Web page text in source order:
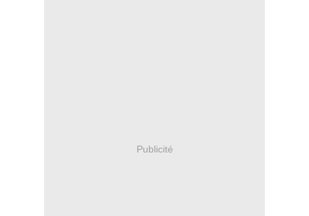
Publicité